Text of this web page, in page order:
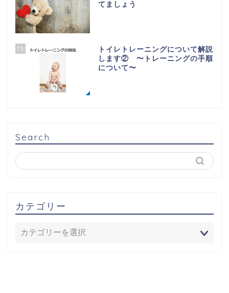
てましょう
15
トイレトレーニングについて解説
します② 〜トレーニングの手順
について〜
Search
カテゴリー